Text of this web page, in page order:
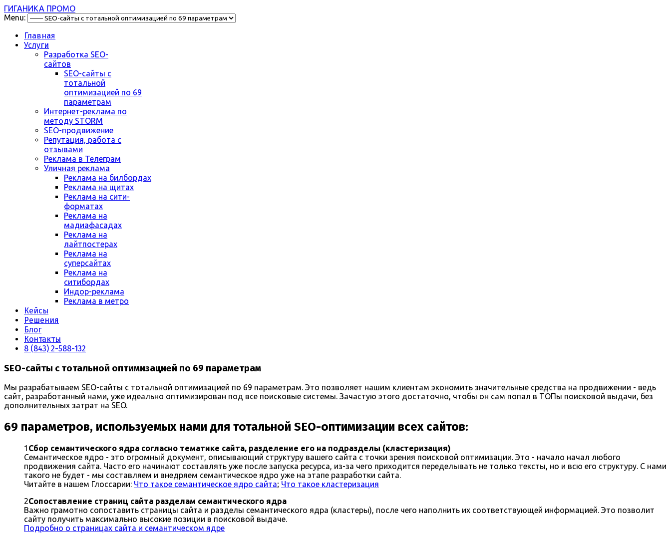
ГИГАНИКА ПРОМО
Menu:
Главная
Услуги
Разработка SEO-
сайтов
SEO-сайты с
тотальной
оптимизацией по 69
параметрам
Интернет-реклама по
методу STORM
SEO-продвижение
Репутация, работа с
отзывами
Реклама в Телеграм
Уличная реклама
Реклама на билбордах
Реклама на щитах
Реклама на сити-
форматах
Реклама на
мадиафасадах
Реклама на
лайтпостерах
Реклама на
суперсайтах
Реклама на
ситибордах
Индор-реклама
Реклама в метро
Кейсы
Решения
Блог
Контакты
8 (843) 2-588-132
SEO-сайты с тотальной оптимизацией по 69 параметрам
Мы разрабатываем SEO-сайты с тотальной оптимизацией по 69 параметрам. Это позволяет нашим клиентам экономить значительные средства на продвижении - ведь
сайт, разработанный нами, уже идеально оптимизирован под все поисковые системы. Зачастую этого достаточно, чтобы он сам попал в ТОПы поисковой выдачи, без
дополнительных затрат на SEO.
69 параметров, используемых нами для тотальной SEO-оптимизации всех сайтов:
1 Сбор семантического ядра согласно тематике сайта, разделение его на подразделы (кластеризация)
Семантическое ядро - это огромный документ, описывающий структуру вашего сайта с точки зрения поисковой оптимизации. Это - начало начал любого
продвижения сайта. Часто его начинают составлять уже после запуска ресурса, из-за чего приходится переделывать не только тексты, но и всю его структуру. С нами
такого не будет - мы составляем и внедряем семантическое ядро уже на этапе разработки сайта.
Читайте в нашем Глоссарии: Что такое семантическое ядро сайта; Что такое кластеризация
2Сопоставление страниц сайта разделам семантического ядра
Важно грамотно сопоставить страницы сайта и разделы семантического ядра (кластеры), после чего наполнить их соответствующей информацией. Это позволит
сайту получить максимально высокие позиции в поисковой выдаче.
Подробно о страницах сайта и семантическом ядре